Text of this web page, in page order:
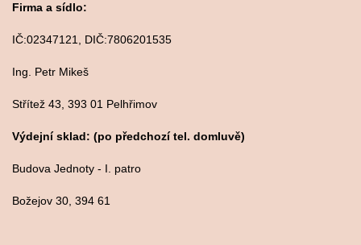
Firma a sídlo:
IČ:02347121, DIČ:7806201535
Ing. Petr Mikeš
Střítež 43, 393 01 Pelhřimov
Výdejní sklad: (po předchozí tel. domluvě)
Budova Jednoty - I. patro
Božejov 30, 394 61